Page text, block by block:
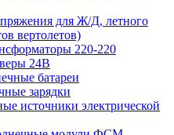
для Ж/Д, летного
вертолетов)
220-220
24В
батареи
зарядки
источники электрической